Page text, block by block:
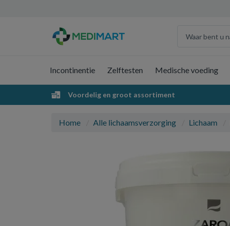
Incontinentie Zelftesten Medische voeding
Voordelig en groot assortiment
Home Alle lichaamsverzorging Lichaam